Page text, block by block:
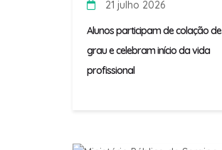
21 julho 2026
Alunos participam de colação de
grau e celebram início da vida
profissional